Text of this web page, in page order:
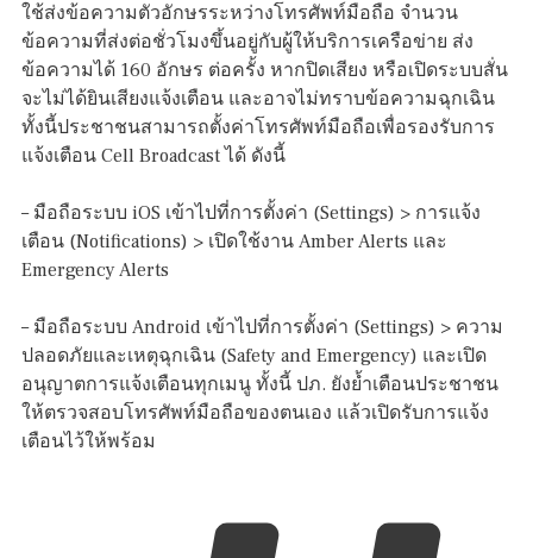
ใช้ส่งข้อความตัวอักษรระหว่างโทรศัพท์มือถือ จำนวน
ข้อความที่ส่งต่อชั่วโมงขึ้นอยู่กับผู้ให้บริการเครือข่าย ส่ง
ข้อความได้ 160 อักษร ต่อครั้ง หากปิดเสียง หรือเปิดระบบสั่น
จะไม่ได้ยินเสียงแจ้งเตือน และอาจไม่ทราบข้อความฉุกเฉิน
ทั้งนี้ประชาชนสามารถตั้งค่าโทรศัพท์มือถือเพื่อรองรับการ
แจ้งเตือน Cell Broadcast ได้ ดังนี้
– มือถือระบบ iOS เข้าไปที่การตั้งค่า (Settings) > การแจ้ง
เตือน (Notifications) > เปิดใช้งาน Amber Alerts และ
Emergency Alerts
– มือถือระบบ Android เข้าไปที่การตั้งค่า (Settings) > ความ
ปลอดภัยและเหตุฉุกเฉิน (Safety and Emergency) และเปิด
อนุญาตการแจ้งเตือนทุกเมนู ทั้งนี้ ปภ. ยังย้ำเตือนประชาชน
ให้ตรวจสอบโทรศัพท์มือถือของตนเอง แล้วเปิดรับการแจ้ง
เตือนไว้ให้พร้อม